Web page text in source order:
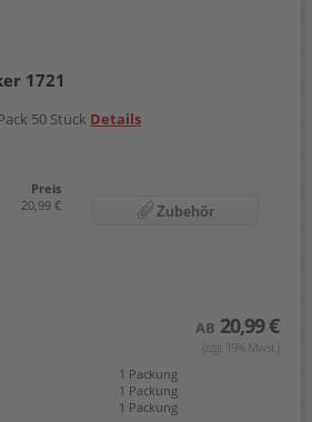
1721
50 Stück Details
Preis
20,99 € Zubehör
AB 20,99 €
(zzgl. 19% Mwst.)
1 Packung
1 Packung
1 Packung